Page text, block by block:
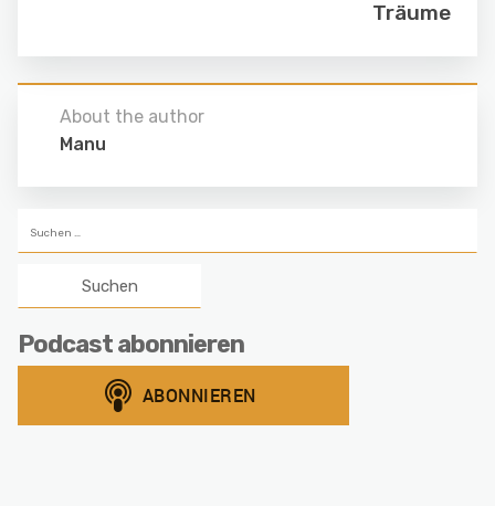
Träume
About the author
Manu
nach:
Podcast abonnieren